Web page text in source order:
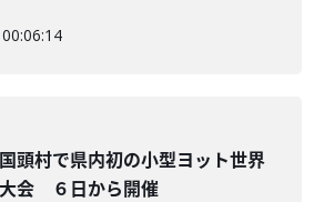
00:06:14
国頭村で県内初の小型ヨット世界
大会 ６日から開催